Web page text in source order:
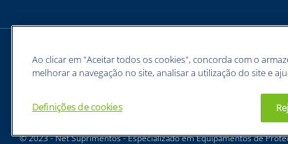
Meios de pagamentos
BUNZL EQUIPAMENTOS PARA PROTEÇÃO INDIVIDUAL. - CNPJ:
© 2023 - Net Suprimentos - Especializado em Equipamentos de
Ao clicar em "Aceitar todos os cookies", concorda com o
melhorar a navegação no site, analisar a utilização do site e
Definições de cookies